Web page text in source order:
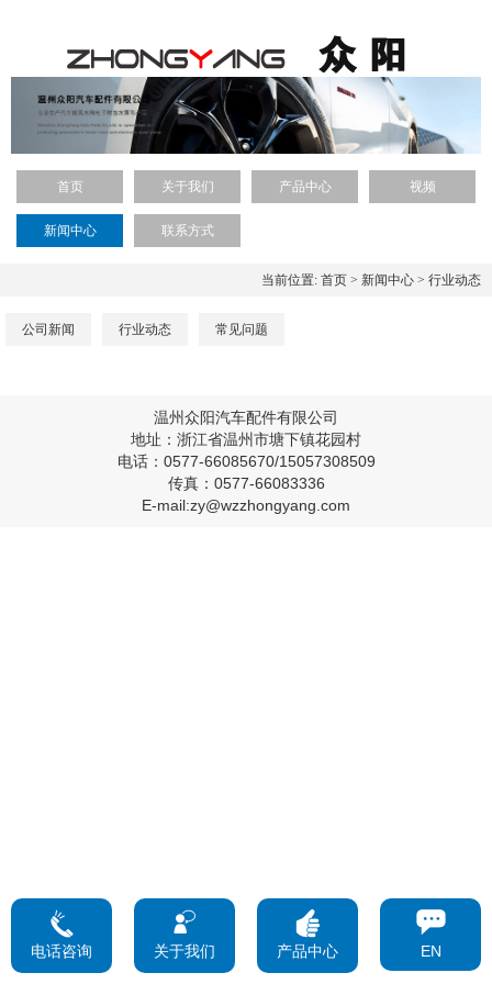
首页 关于我们 产品中心 视频
新闻中心 联系方式
当前位置: 首页 > 新闻中心 > 行业动态
公司新闻 行业动态 常见问题
温州众阳汽车配件有限公司
地址：浙江省温州市塘下镇花园村
电话：0577-66085670/15057308509
传真：0577-66083336
E-mail:zy@wzzhongyang.com
电话咨询 关于我们 产品中心 EN